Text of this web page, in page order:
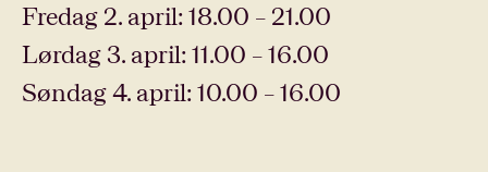
Fredag 2. april: 18.00 – 21.00
Lørdag 3. april: 11.00 – 16.00
Søndag 4. april: 10.00 – 16.00